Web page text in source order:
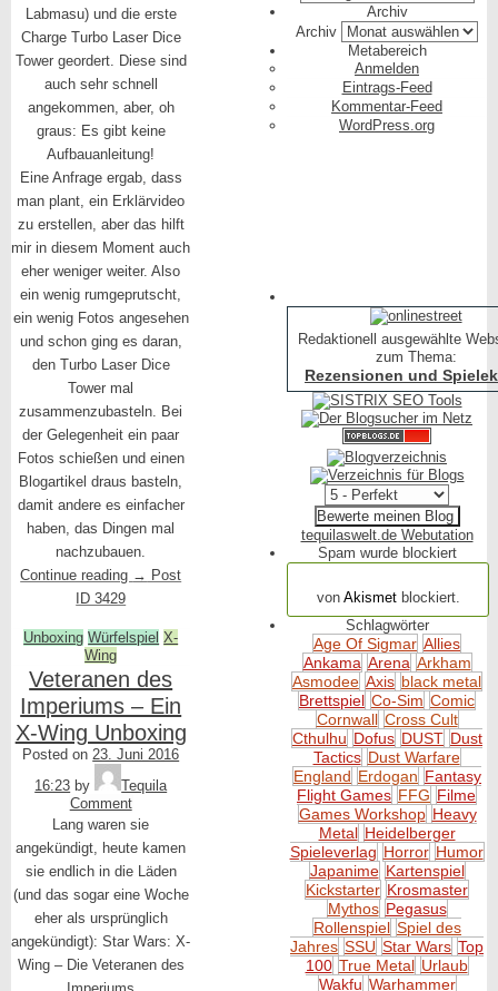
Labmasu) und die erste
Charge Turbo Laser Dice
Tower geordert. Diese sind
auch sehr schnell
angekommen, aber, oh
graus: Es gibt keine
Aufbauanleitung!
Eine Anfrage ergab, dass
man plant, ein Erklärvideo
zu erstellen, aber das hilft
mir in diesem Moment auch
eher weniger weiter. Also
ein wenig rumgeprutscht,
ein wenig Fotos angesehen
und schon ging es daran,
den Turbo Laser Dice
Tower mal
zusammenzubasteln. Bei
der Gelegenheit ein paar
Fotos schießen und einen
Blogartikel draus basteln,
damit andere es einfacher
haben, das Dingen mal
nachzubauen.
Continue reading → Post
ID 3429
Unboxing Würfelspiel X-
Wing
Veteranen des
Imperiums – Ein
X-Wing Unboxing
Posted on 23. Juni 2016
16:23 by
Tequila
Comment
Lang waren sie
angekündigt, heute kamen
sie endlich in die Läden
(und das sogar eine Woche
eher als ursprünglich
angekündigt): Star Wars: X-
Wing – Die Veteranen des
Archiv
Archiv
Metabereich
Anmelden
Eintrags-Feed
Kommentar-Feed
WordPress.org
Redaktionell ausgewählte
zum Thema:
Rezensionen und
tequilaswelt.de Webutation
Spam wurde blockiert
von Akismetblockiert.
Schlagwörter
Age Of Sigmar Allies
Ankama Arena Arkham
Asmodee Axis black metal
Brettspiel Co-Sim Comic
Cornwall Cross Cult
Cthulhu Dofus DUST Dust
Tactics Dust Warfare
England Erdogan Fantasy
Flight Games FFG Filme
Games Workshop Heavy
Metal Heidelberger
Spieleverlag Horror Humor
Japanime Kartenspiel
Kickstarter Krosmaster
Mythos Pegasus
Rollenspiel Spiel des
Jahres SSU Star Wars Top
100 True Metal Urlaub
Wakfu Warhammer